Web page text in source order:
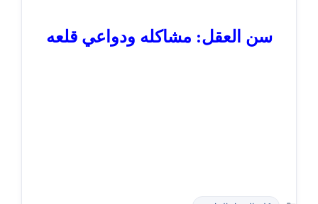
سن العقل: مشاكله ودواعي قلعه
التصنيفات